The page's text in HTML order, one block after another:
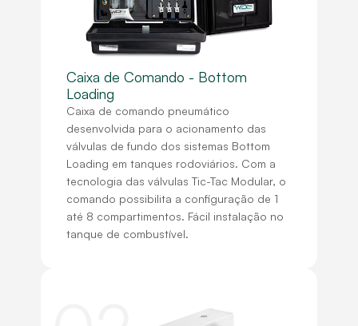
Caixa de Comando - Bottom
Loading
Caixa de comando pneumático
desenvolvida para o acionamento das
válvulas de fundo dos sistemas Bottom
Loading em tanques rodoviários. Com a
tecnologia das válvulas Tic-Tac Modular, o
comando possibilita a configuração de 1
até 8 compartimentos. Fácil instalação no
tanque de combustível.